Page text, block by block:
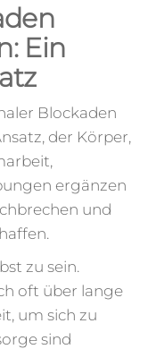
Ein
Blockaden
der Körper,
ergänzen
und
zu sein.
oft über lange
um sich zu
sind